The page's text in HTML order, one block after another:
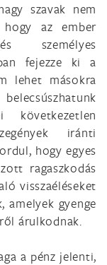
szavak nem
az ember
fejezze ki a
lehet másokra
iránti
hogy egyes
ragaszkodás
visszaéléseket
amelyek gyenge
árulkodnak.
a pénz jelenti,